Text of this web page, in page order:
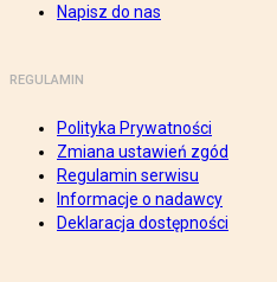
Napisz do nas
REGULAMIN
Polityka Prywatności
Zmiana ustawień zgód
Regulamin serwisu
Informacje o nadawcy
Deklaracja dostępności